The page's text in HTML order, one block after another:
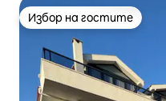
Избор на гостите
Избор на гостите